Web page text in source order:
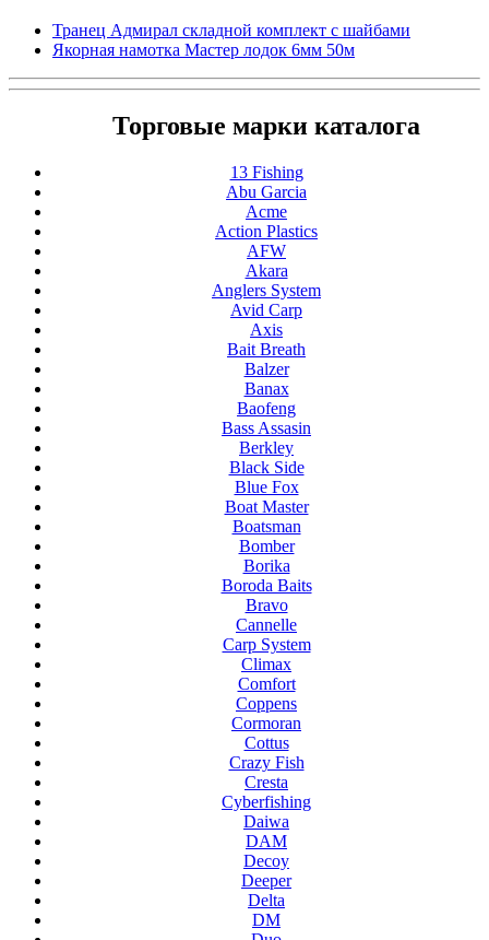
Транец Адмирал складной комплект с шайбами
Якорная намотка Мастер лодок 6мм 50м
Торговые марки каталога
13 Fishing
Abu Garcia
Acme
Action Plastics
AFW
Akara
Anglers System
Avid Carp
Axis
Bait Breath
Balzer
Banax
Baofeng
Bass Assasin
Berkley
Black Side
Blue Fox
Boat Master
Boatsman
Bomber
Borika
Boroda Baits
Bravo
Cannelle
Carp System
Climax
Comfort
Coppens
Cormoran
Cottus
Crazy Fish
Cresta
Cyberfishing
Daiwa
DAM
Decoy
Deeper
Delta
DM